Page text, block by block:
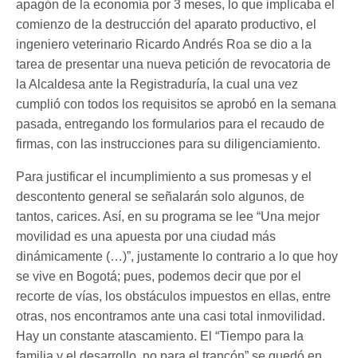
apagón de la economía por 3 meses, lo que implicaba el
comienzo de la destrucción del aparato productivo, el
ingeniero veterinario Ricardo Andrés Roa se dio a la
tarea de presentar una nueva petición de revocatoria de
la Alcaldesa ante la Registraduría, la cual una vez
cumplió con todos los requisitos se aprobó en la semana
pasada, entregando los formularios para el recaudo de
firmas, con las instrucciones para su diligenciamiento.
Para justificar el incumplimiento a sus promesas y el
descontento general se señalarán solo algunos, de
tantos, carices. Así, en su programa se lee “Una mejor
movilidad es una apuesta por una ciudad más
dinámicamente (…)”, justamente lo contrario a lo que hoy
se vive en Bogotá; pues, podemos decir que por el
recorte de vías, los obstáculos impuestos en ellas, entre
otras, nos encontramos ante una casi total inmovilidad.
Hay un constante atascamiento. El “Tiempo para la